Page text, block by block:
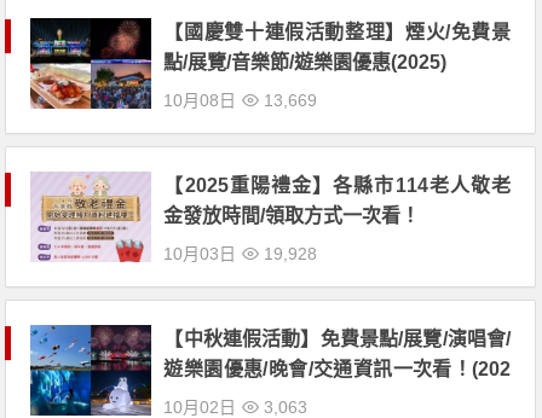
【國慶雙十連假活動整理】煙火/免費景
點/展覽/音樂節/遊樂園優惠(2025)
10月08日 13,669
【2025重陽禮金】各縣市114老人敬老
金發放時間/領取方式一次看！
10月03日 19,928
【中秋連假活動】免費景點/展覽/演唱會/
遊樂園優惠/晚會/交通資訊一次看！(202
5)
10月02日 3,063